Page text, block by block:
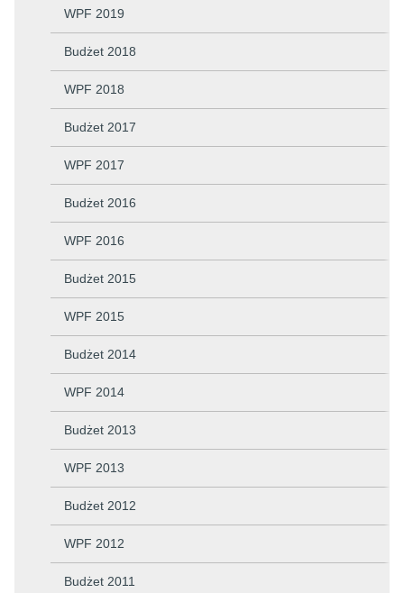
WPF 2019
Budżet 2018
WPF 2018
Budżet 2017
WPF 2017
Budżet 2016
WPF 2016
Budżet 2015
WPF 2015
Budżet 2014
WPF 2014
Budżet 2013
WPF 2013
Budżet 2012
WPF 2012
Budżet 2011